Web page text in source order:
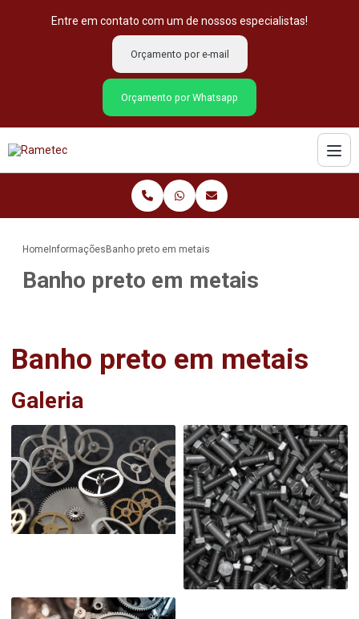
Entre em contato com um de nossos especialistas!
Orçamento por e-mail
Orçamento por Whatsapp
Home Informações Banho preto em metais
Banho preto em metais
Banho preto em metais
Galeria